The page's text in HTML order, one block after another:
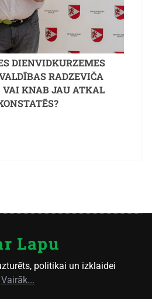
DIENVIDKURZEMES
RADZEVIČA
VAI KNAB JAU ATKAL
Lapu
politikai un izklaidei
Vairāk...